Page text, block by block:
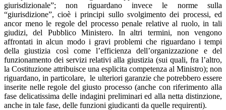
giurisdizionale”; non riguardano invece le norme sulla
“giurisdizione”, cioè i principi sullo svolgimento dei processi, ed
ancor meno le regole del processo penale relative al ruolo, in tali
giudizi, del Pubblico Ministero. In altri termini, non vengono
affrontati in alcun modo i gravi problemi che riguardano i tempi
della giustizia così come l’efficienza dell’organizzazione e del
funzionamento dei servizi relativi alla giustizia (sui quali, fra l’altro,
la Costituzione attribuisce una esplicita competenza al Ministro); non
riguardano, in particolare, le ulteriori garanzie che potrebbero essere
inserite nelle regole del giusto processo (anche con riferimento alla
fase delicatissima delle indagini preliminari ed alla netta distinzione,
anche in tale fase, delle funzioni giudicanti da quelle requirenti).